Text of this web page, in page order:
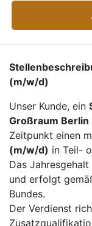
(m/w/d)
Unser Kunde, ein
Großraum Berlin
Zeitpunkt einen
(m/w/d) in Teil-
Das
und erfolgt
Bundes.
Der Verdienst